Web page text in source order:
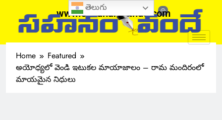
www.sahanamvande.com
Home
Featured
అయోధ్యలో వెండి ఇటుకల మాయాజాలం – రామ మందిరంలో
మాయమైన నిధులు
తెలుగు